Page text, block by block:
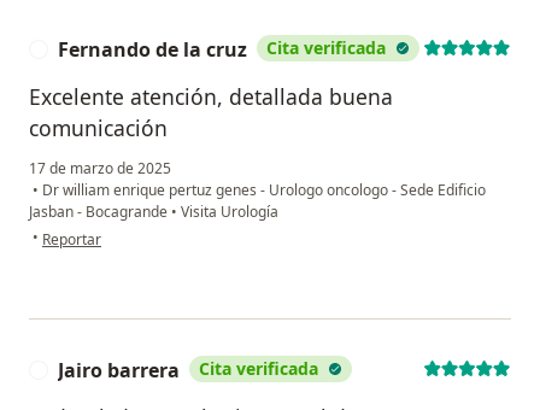
Fernando de la cruz Cita verificada
Excelente atención, detallada buena
comunicación
17 de marzo de 2025
• Dr william enrique pertuz genes - Urologo oncologo - Sede Edificio
Jasban - Bocagrande • Visita Urología
• en opinión del usuario Fernando de la cruz
Reportar
Jairo barrera Cita verificada